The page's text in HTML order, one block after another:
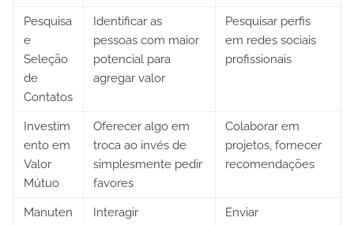
Pesquisa
e
Seleção
de
Contatos
Identificar as
pessoas com maior
potencial para
agregar valor
Pesquisar perfis
em redes sociais
profissionais
Investim
ento em
Valor
Mútuo
Oferecer algo em
troca ao invés de
simplesmente pedir
favores
Colaborar em
projetos, fornecer
recomendações
Manuten
Interagir
Enviar